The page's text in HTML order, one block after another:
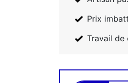
Prix
Travail de